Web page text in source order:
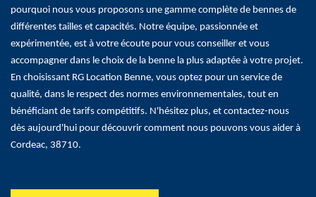
pourquoi nous vous proposons une gamme complète de bennes de
différentes tailles et capacités. Notre équipe, passionnée et
expérimentée, est à votre écoute pour vous conseiller et vous
accompagner dans le choix de la benne la plus adaptée à votre projet.
En choisissant RG Location Benne, vous optez pour un service de
qualité, dans le respect des normes environnementales, tout en
bénéficiant de tarifs compétitifs. N'hésitez plus, et contactez-nous
dès aujourd'hui pour découvrir comment nous pouvons vous aider à
Cordeac, 38710.